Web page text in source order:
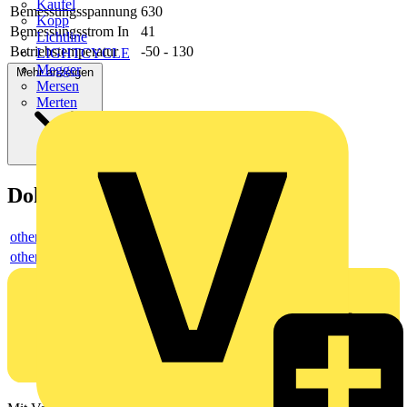
Kaufel
Kopp
Lichtline
LIGHTCYCLE
Megger
Mersen
Merten
Bemessungsspannung 630
Bemessungsstrom In
41
Betriebstemperatur
-50 - 130
Mehr anzeigen
Dokumente
others
others